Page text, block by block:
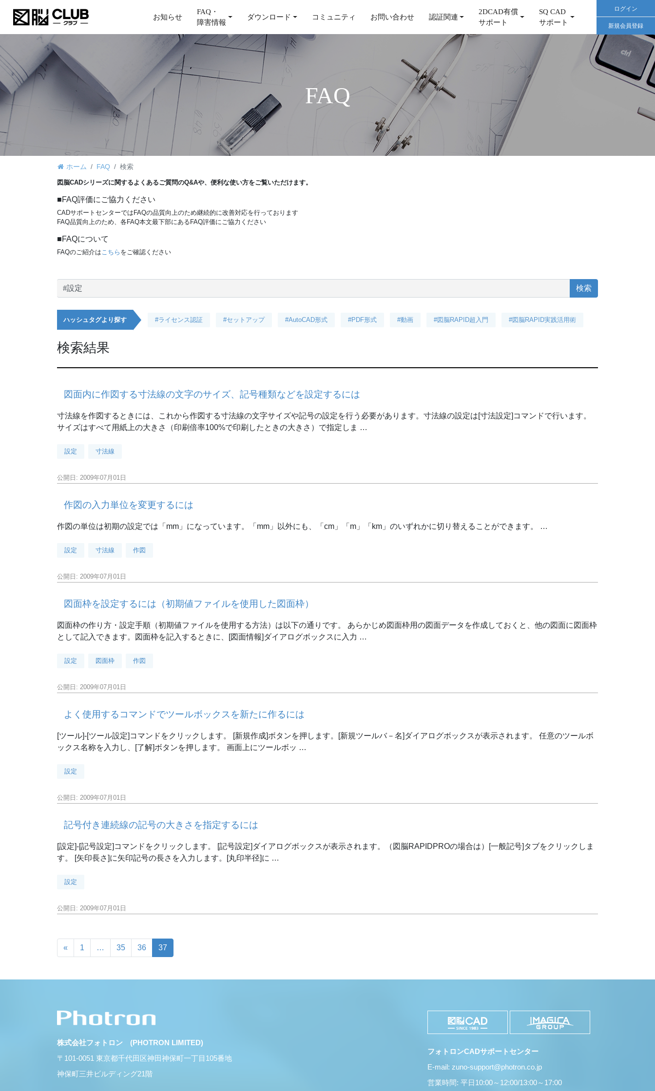
お知らせ
FAQ・
障害情報
ダウンロード コミュニティ お問い合わせ 認証関連
2DCAD有償
サポート
SQ CAD
サポート
ログイン
新規会員登録
FAQ
ホーム FAQ 検索
図脳CADシリーズに関するよくあるご質問のQ&Aや、便利な使い方をご覧いただけます。
■FAQ評価にご協力ください
CADサポートセンターではFAQの品質向上のため継続的に改善対応を行っております
FAQ品質向上のため、各FAQ本文最下部にあるFAQ評価にご協力ください
■FAQについて
FAQのご紹介はこちら をご確認ください
検索
ハッシュタグより探す #ライセンス認証 #セットアップ #AutoCAD形式 #PDF形式 #動画 #図脳RAPID超入門 #図脳RAPID実践活用術
検索結果
図面内に作図する寸法線の文字のサイズ、記号種類などを設定するには
寸法線を作図するときには、これから作図する寸法線の文字サイズや記号の設定を行う必要があります。寸法線の設定は[寸法設定]コマンドで行います。
サイズはすべて用紙上の大きさ（印刷倍率100%で印刷したときの大きさ）で指定しま …
設定 寸法線
公開日: 2009年07月01日
作図の入力単位を変更するには
作図の単位は初期の設定では「mm」になっています。「mm」以外にも、「cm」「m」「km」のいずれかに切り替えることができます。 …
設定 寸法線 作図
公開日: 2009年07月01日
図面枠を設定するには（初期値ファイルを使用した図面枠）
図面枠の作り方・設定手順（初期値ファイルを使用する方法）は以下の通りです。 あらかじめ図面枠用の図面データを作成しておくと、他の図面に図面枠
として記入できます。図面枠を記入するときに、[図面情報]ダイアログボックスに入力 …
設定 図面枠 作図
公開日: 2009年07月01日
よく使用するコマンドでツールボックスを新たに作るには
[ツール]-[ツール設定]コマンドをクリックします。 [新規作成]ボタンを押します。[新規ツールバ－名]ダイアログボックスが表示されます。 任意のツールボ
ックス名称を入力し、[了解]ボタンを押します。 画面上にツールボッ …
設定
公開日: 2009年07月01日
記号付き連続線の記号の大きさを指定するには
[設定]-[記号設定]コマンドをクリックします。 [記号設定]ダイアログボックスが表示されます。（図脳RAPIDPROの場合は）[一般記号]タブをクリックしま
す。 [矢印長さ]に矢印記号の長さを入力します。[丸印半径]に …
設定
公開日: 2009年07月01日
« 1 … 35 36 37
株式会社フォトロン (PHOTRON LIMITED)
〒101-0051 東京都千代田区神田神保町一丁目105番地
神保町三井ビルディング21階
フォトロンCADサポートセンター
E-mail: zuno-support@photron.co.jp
営業時間: 平日10:00～12:00/13:00～17:00